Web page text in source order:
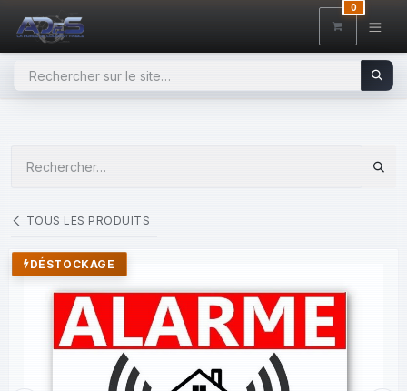
0
TOUS LES PRODUITS
DÉSTOCKAGE